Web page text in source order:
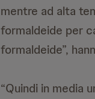
mentre ad alta
formaldeide per
formaldeide”,
“Quindi in media